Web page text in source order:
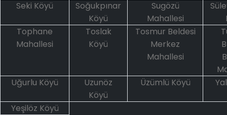
Seki Köyü
Soğukpınar
Köyü
Sugözü
Mahallesi
Tophane
Mahallesi
Toslak
Köyü
Tosmur Beldesi
Merkez
Mahallesi
Uğurlu Köyü
Uzunöz
Köyü
Üzümlü Köyü
Yeşilöz Köyü